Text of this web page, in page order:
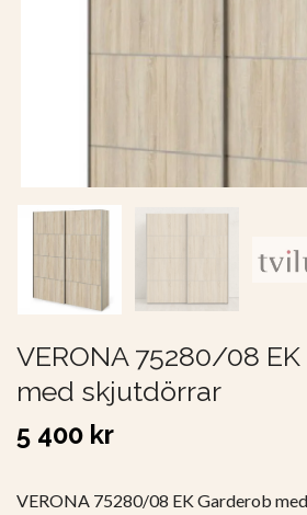
VERONA 75280/08
med skjutdörrar
5 400 kr
VERONA 75280/08 EK Garderob